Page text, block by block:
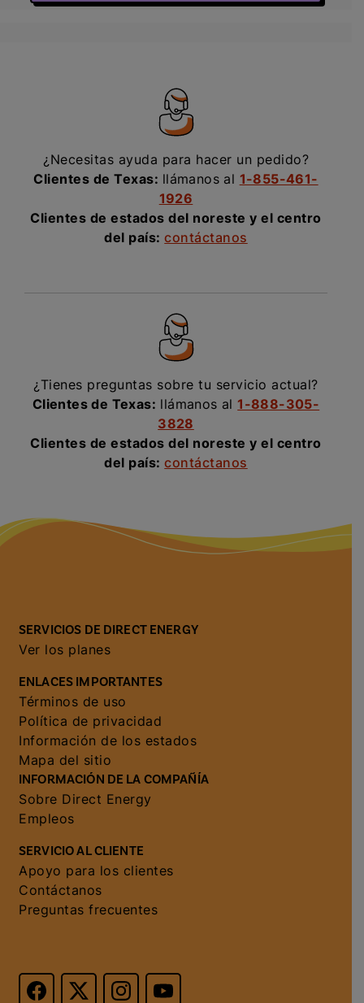
¿Necesitas ayuda para hacer un pedido?
Clientes de Texas: llámanos al 1-855-461-
1926
Clientes de estados del noreste y el centro
del país:contáctanos
¿Tienes preguntas sobre tu servicio actual?
Clientes de Texas: llámanos al1-888-305-
3828
Clientes de estados del noreste y el centro
del país:contáctanos
SERVICIOS DE DIRECT ENERGY
Ver los planes
ENLACES IMPORTANTES
Términos de uso
Política de privacidad
Información de los estados
Mapa del sitio
INFORMACIÓN DE LA COMPAÑÍA
Sobre Direct Energy
Empleos
SERVICIO AL CLIENTE
Apoyo para los clientes
Contáctanos
Preguntas frecuentes